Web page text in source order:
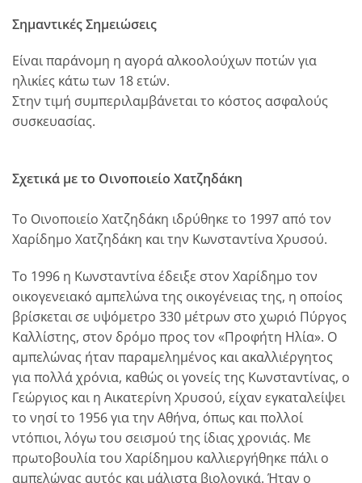
Σημαντικές Σημειώσεις
Είναι παράνομη η αγορά αλκοολούχων ποτών για
ηλικίες κάτω των 18 ετών.
Στην τιμή συμπεριλαμβάνεται το κόστος ασφαλούς
συσκευασίας.
Σχετικά με το Οινοποιείο Χατζηδάκη
Το Οινοποιείο Χατζηδάκη ιδρύθηκε το 1997 από τον
Χαρίδημο Χατζηδάκη και την Κωνσταντίνα Χρυσού.
Το 1996 η Κωνσταντίνα έδειξε στον Χαρίδημο τον
οικογενειακό αμπελώνα της οικογένειας της, η οποίος
βρίσκεται σε υψόμετρο 330 μέτρων στο χωριό Πύργος
Καλλίστης, στον δρόμο προς τον «Προφήτη Ηλία». Ο
αμπελώνας ήταν παραμελημένος και ακαλλιέργητος
για πολλά χρόνια, καθώς οι γονείς της Κωνσταντίνας, ο
Γεώργιος και η Αικατερίνη Χρυσού, είχαν εγκαταλείψει
το νησί το 1956 για την Αθήνα, όπως και πολλοί
ντόπιοι, λόγω του σεισμού της ίδιας χρονιάς. Με
πρωτοβουλία του Χαρίδημου καλλιεργήθηκε πάλι ο
αμπελώνας αυτός και μάλιστα βιολογικά. Ήταν ο